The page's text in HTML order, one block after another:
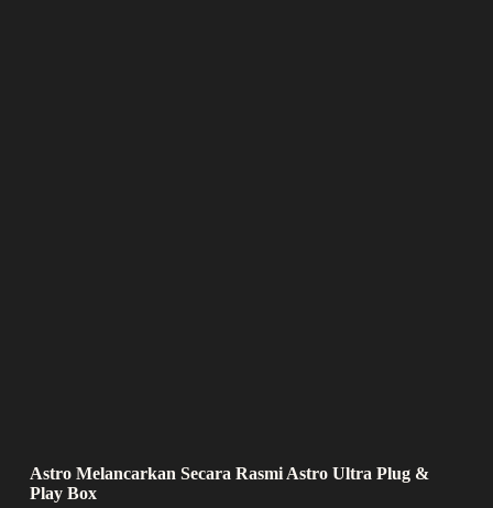
Astro Melancarkan Secara Rasmi Astro Ultra Plug &
Play Box